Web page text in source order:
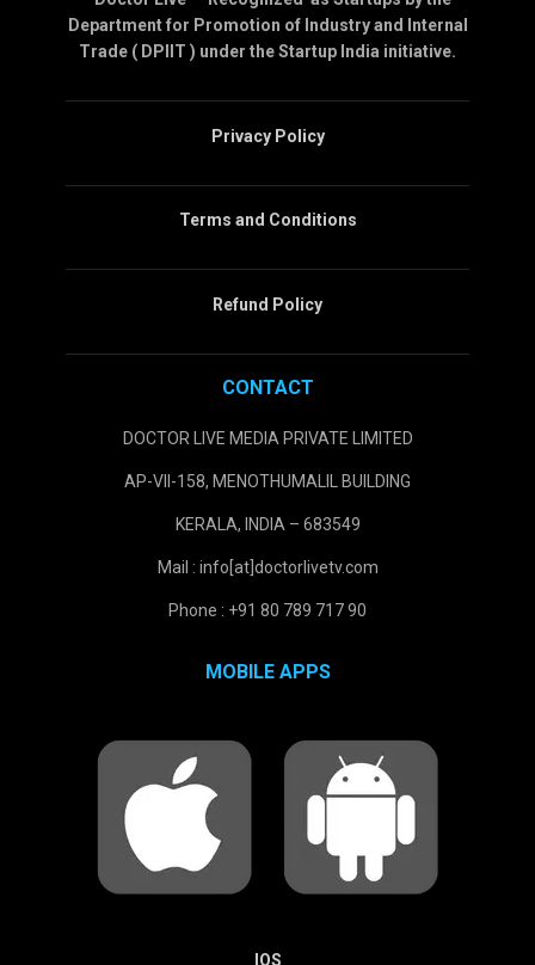
Department for Promotion of Industry and Internal
Trade ( DPIIT ) under the Startup India initiative.
Privacy Policy
Terms and Conditions
Refund Policy
CONTACT
DOCTOR LIVE MEDIA PRIVATE LIMITED
AP-VII-158, MENOTHUMALIL BUILDING
KERALA, INDIA – 683549
Mail : info[at]doctorlivetv.com
Phone : +91 80 789 717 90
MOBILE APPS
IOS